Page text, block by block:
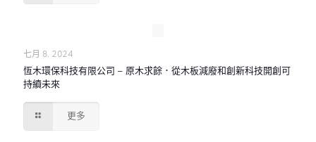
七月 8, 2024
恆木環保科技有限公司 – 原木求餘．從木板減廢和創新科技開創可
持續未來
更多